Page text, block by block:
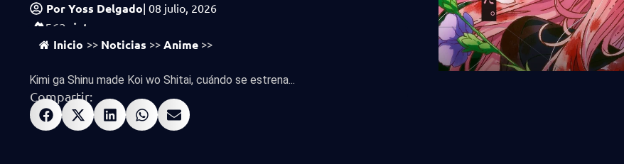
PorYoss Delgado| 08 julio, 2026
563 vistas
Inicio >> Noticias >> Anime >>
Kimi ga Shinu made Koi wo Shitai, cuándo se estrena...
Compartir: